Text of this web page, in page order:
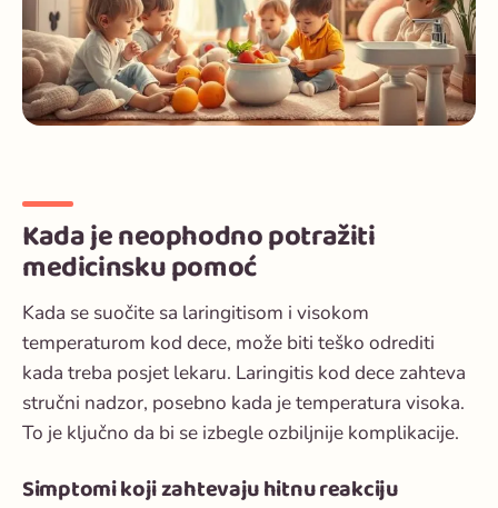
Kada je neophodno potražiti
medicinsku pomoć
Kada se suočite sa laringitisom i visokom
temperaturom kod dece, može biti teško odrediti
kada treba posjet lekaru. Laringitis kod dece zahteva
stručni nadzor, posebno kada je temperatura visoka.
To je ključno da bi se izbegle ozbiljnije komplikacije.
Simptomi koji zahtevaju hitnu reakciju